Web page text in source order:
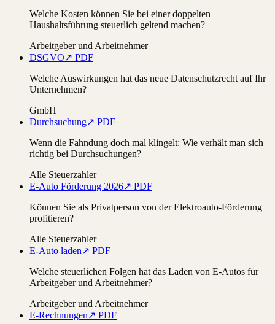
Welche Kosten können Sie bei einer doppelten
Haushaltsführung steuerlich geltend machen?
Arbeitgeber und Arbeitnehmer
DSGVO↗ PDF
Welche Auswirkungen hat das neue Datenschutzrecht auf Ihr
Unternehmen?
GmbH
Durchsuchung↗ PDF
Wenn die Fahndung doch mal klingelt: Wie verhält man sich
richtig bei Durchsuchungen?
Alle Steuerzahler
E-Auto Förderung 2026↗ PDF
Können Sie als Privatperson von der Elektroauto-Förderung
profitieren?
Alle Steuerzahler
E-Auto laden↗ PDF
Welche steuerlichen Folgen hat das Laden von E-Autos für
Arbeitgeber und Arbeitnehmer?
Arbeitgeber und Arbeitnehmer
E-Rechnungen↗ PDF